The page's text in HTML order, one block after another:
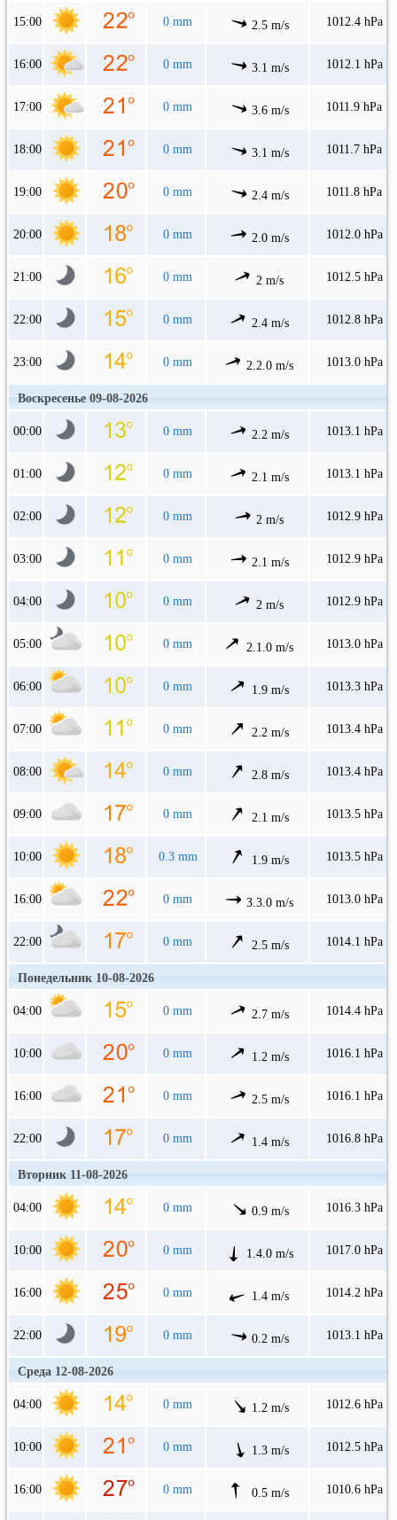
15:00 0 mm 2.5 m/s 1012.4 hPa
16:00 0 mm 3.1 m/s 1012.1 hPa
17:00 0 mm 3.6 m/s 1011.9 hPa
18:00 0 mm 3.1 m/s 1011.7 hPa
19:00 0 mm 2.4 m/s 1011.8 hPa
20:00 0 mm 2.0 m/s 1012.0 hPa
21:00 0 mm 2 m/s 1012.5 hPa
22:00 0 mm 2.4 m/s 1012.8 hPa
23:00 0 mm 2.2.0 m/s 1013.0 hPa
Воскресенье 09-08-2026
00:00 0 mm 2.2 m/s 1013.1 hPa
01:00 0 mm 2.1 m/s 1013.1 hPa
02:00 0 mm 2 m/s 1012.9 hPa
03:00 0 mm 2.1 m/s 1012.9 hPa
04:00 0 mm 2 m/s 1012.9 hPa
05:00 0 mm 2.1.0 m/s 1013.0 hPa
06:00 0 mm 1.9 m/s 1013.3 hPa
07:00 0 mm 2.2 m/s 1013.4 hPa
08:00 0 mm 2.8 m/s 1013.4 hPa
09:00 0 mm 2.1 m/s 1013.5 hPa
10:00 0.3 mm 1.9 m/s 1013.5 hPa
16:00 0 mm 3.3.0 m/s 1013.0 hPa
22:00 0 mm 2.5 m/s 1014.1 hPa
Понедельник 10-08-2026
04:00 0 mm 2.7 m/s 1014.4 hPa
10:00 0 mm 1.2 m/s 1016.1 hPa
16:00 0 mm 2.5 m/s 1016.1 hPa
22:00 0 mm 1.4 m/s 1016.8 hPa
Вторник 11-08-2026
04:00 0 mm 0.9 m/s 1016.3 hPa
10:00 0 mm 1.4.0 m/s 1017.0 hPa
16:00 0 mm 1.4 m/s 1014.2 hPa
22:00 0 mm 0.2 m/s 1013.1 hPa
Среда 12-08-2026
04:00 0 mm 1.2 m/s 1012.6 hPa
10:00 0 mm 1.3 m/s 1012.5 hPa
16:00 0 mm 0.5 m/s 1010.6 hPa